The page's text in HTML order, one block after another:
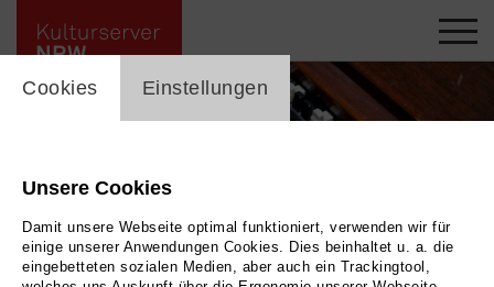
cookie_layer
Cookies Einstellungen
Unsere Cookies
Damit unsere Webseite optimal funktioniert, verwenden wir für
einige unserer Anwendungen Cookies. Dies beinhaltet u. a. die
eingebetteten sozialen Medien, aber auch ein Trackingtool,